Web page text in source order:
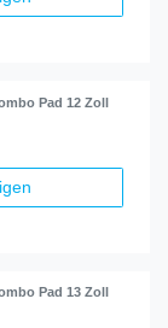
Pad 12 Zoll
Pad 13 Zoll